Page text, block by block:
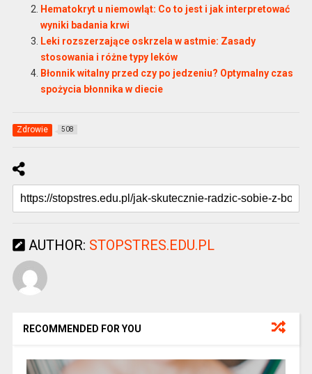
Hematokryt u niemowląt: Co to jest i jak interpretować
wyniki badania krwi
Leki rozszerzające oskrzela w astmie: Zasady
stosowania i różne typy leków
Błonnik witalny przed czy po jedzeniu? Optymalny czas
spożycia błonnika w diecie
Zdrowie 508
AUTHOR: STOPSTRES.EDU.PL
RECOMMENDED FOR YOU